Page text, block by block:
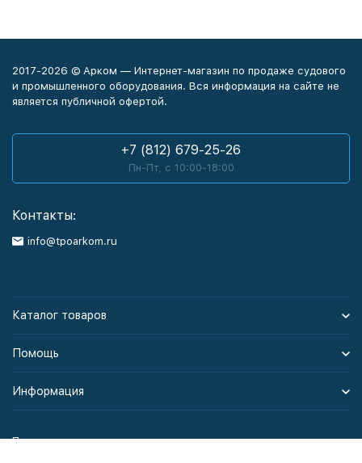
2017-2026 © Арком — Интернет-магазин по продаже судового
и промышленного оборудования. Вся информация на сайте не
является публичной офертой.
+7 (812) 679-25-26
Пн-Пт, с 10:00-18:00
Контакты:
info@tpoarkom.ru
Каталог товаров
Помощь
Информация
Политика персональных данных